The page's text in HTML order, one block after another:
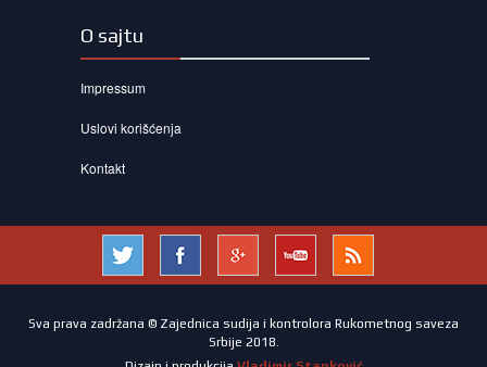
O sajtu
Impressum
Uslovi korišćenja
Kontakt
Sva prava zadržana © Zajednica sudija i kontrolora Rukometnog saveza
Srbije 2018.